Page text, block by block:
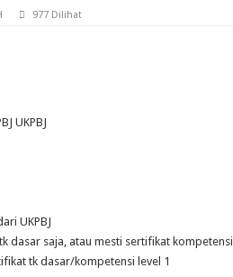
977 Dilihat
UKPBJ
UKPBJ
dasar saja, atau mesti sertifikat kompetensi
tk dasar/kompetensi level 1